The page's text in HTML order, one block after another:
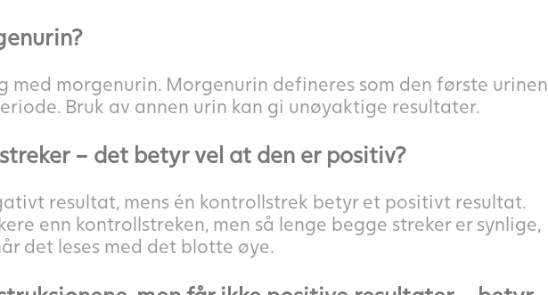
med morgenurin. Morgenurin defineres som den første urinen
Bruk av annen urin kan gi unøyaktige resultater.
– det betyr vel at den er positiv?
resultat, mens én kontrollstrek betyr et positivt resultat.
enn kontrollstreken, men så lenge begge streker er synlige,
det leses med det blotte øye.